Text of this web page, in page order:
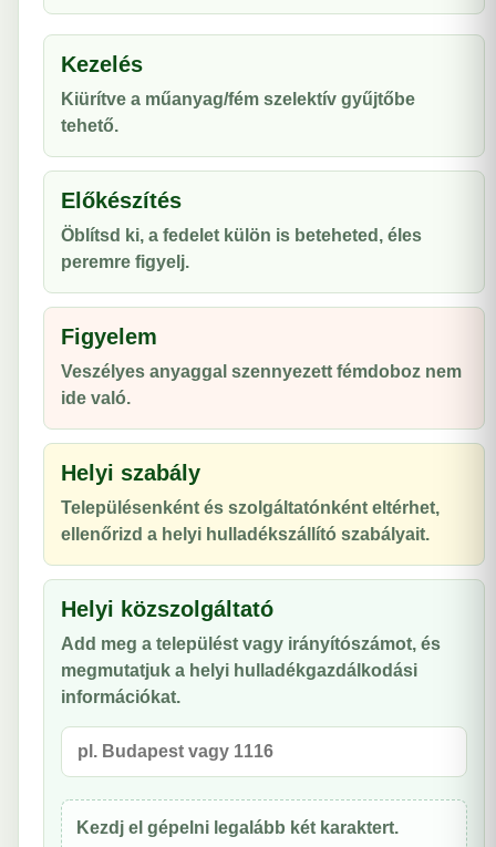
Kezelés
Kiürítve a műanyag/fém szelektív gyűjtőbe
tehető.
Előkészítés
Öblítsd ki, a fedelet külön is beteheted, éles
peremre figyelj.
Figyelem
Veszélyes anyaggal szennyezett fémdoboz nem
ide való.
Helyi szabály
Településenként és szolgáltatónként eltérhet,
ellenőrizd a helyi hulladékszállító szabályait.
Helyi közszolgáltató
Add meg a települést vagy irányítószámot, és
megmutatjuk a helyi hulladékgazdálkodási
információkat.
Kezdj el gépelni legalább két karaktert.